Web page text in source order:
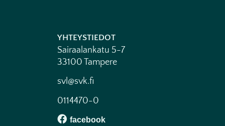
YHTEYSTIEDOT
Sairaalankatu 5-7
33100 Tampere
svl@svk.fi
0114470-0